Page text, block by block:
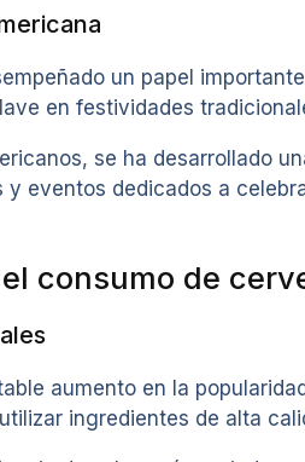
un papel
en festividades
se ha desarrollado
eventos dedicados a
consumo de
aumento en la
ingredientes de alta